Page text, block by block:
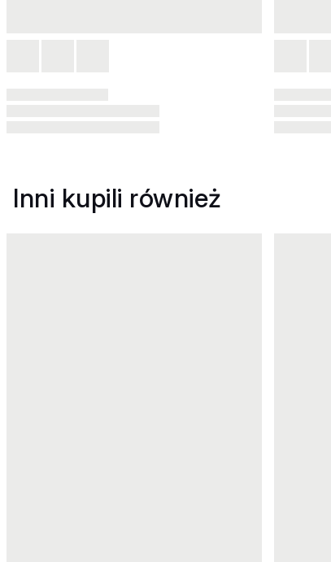
Inni kupili również